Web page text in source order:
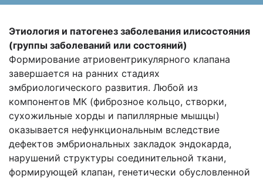
Этиология и патогенез заболевания илисостояния
(группы заболеваний или состояний)
Формирование атриовентрикулярного клапана
завершается на ранних стадиях
эмбриологического развития. Любой из
компонентов МК (фиброзное кольцо, створки,
сухожильные хорды и папиллярные мышцы)
оказывается нефункциональным вследствие
дефектов эмбриональных закладок эндокарда,
нарушений структуры соединительной ткани,
формирующей клапан, генетически обусловленной